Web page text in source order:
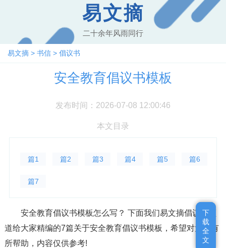
易文摘
二十余年风雨同行
易文摘 > 书信 > 倡议书
安全教育倡议书模板
发布时间：2026-07-08 12:00:46
本文目录
篇1 篇2 篇3 篇4 篇5 篇6
篇7
安全教育倡议书模板怎么写？ 下面我们易文摘倡议书频
道给大家精编的7篇关于安全教育倡议书模板，希望对大家有
所帮助，内容仅供参考!
下
载
全
文
下
载
全
文